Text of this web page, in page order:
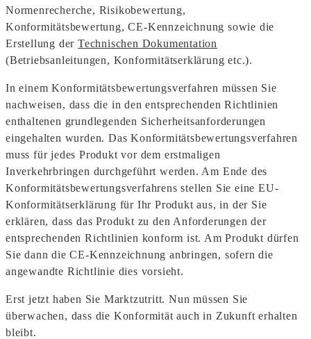
Normenrecherche, Risikobewertung,
Konformitätsbewertung, CE-Kennzeichnung sowie die
Erstellung derTechnischen Dokumentation
(Betriebsanleitungen, Konformitätserklärung etc.).
In einem Konformitätsbewertungsverfahren müssen Sie
nachweisen, dass die in den entsprechenden Richtlinien
enthaltenen grundlegenden Sicherheitsanforderungen
eingehalten wurden. Das Konformitätsbewertungsverfahren
muss für jedes Produkt vor dem erstmaligen
Inverkehrbringen durchgeführt werden. Am Ende des
Konformitätsbewertungsverfahrens stellen Sie eine EU-
Konformitätserklärung für Ihr Produkt aus, in der Sie
erklären, dass das Produkt zu den Anforderungen der
entsprechenden Richtlinien konform ist. Am Produkt dürfen
Sie dann die CE-Kennzeichnung anbringen, sofern die
angewandte Richtlinie dies vorsieht.
Erst jetzt haben Sie Marktzutritt. Nun müssen Sie
überwachen, dass die Konformität auch in Zukunft erhalten
bleibt.